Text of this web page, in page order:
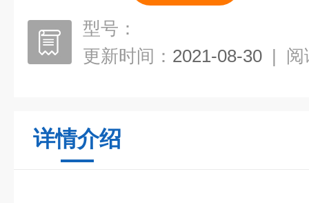
型号：
更新时间： 2021-08-30 | 阅
详情介绍